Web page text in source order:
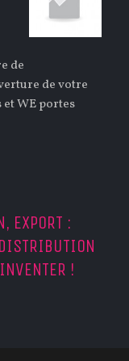
de
de votre
et WE portes
EXPORT :
!